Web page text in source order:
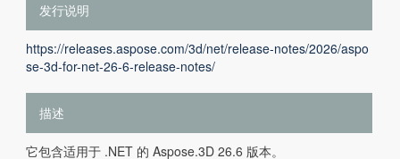
发行说明
https://releases.aspose.com/3d/net/release-notes/2026/aspo
se-3d-for-net-26-6-release-notes/
描述
它包含适用于 .NET 的 Aspose.3D 26.6 版本。